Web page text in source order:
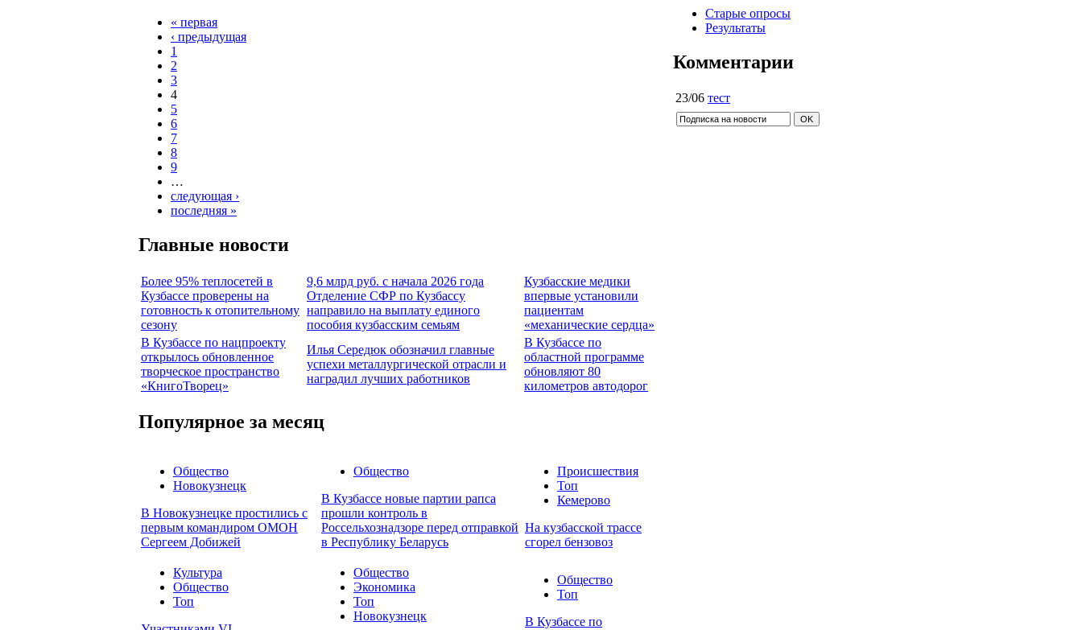
« первая
‹ предыдущая
1
2
3
4
5
6
7
8
9
…
следующая ›
последняя »
Главные новости
Более 95% теплосетей в
Кузбассе проверены на
готовность к отопительному
сезону
9,6 млрд руб. с начала 2026 года
Отделение СФР по Кузбассу
направило на выплату единого
пособия кузбасским семьям
Кузбасские медики
впервые установили
пациентам
«механические сердца»
В Кузбассе по нацпроекту
открылось обновленное
творческое пространство
«КнигоТворец»
Илья Середюк обозначил главные
успехи металлургической отрасли и
наградил лучших работников
В Кузбассе по
областной программе
обновляют 80
километров автодорог
Популярное за месяц
Общество
Новокузнецк
В Новокузнецке простились с
первым командиром ОМОН
Сергеем Добижей
Общество
В Кузбассе новые партии рапса
прошли контроль в
Россельхознадзоре перед отправкой
в Республику Беларусь
Происшествия
Топ
Кемерово
На кузбасской трассе
сгорел бензовоз
Культура
Общество
Топ
Общество
Экономика
Топ
Новокузнецк
Общество
Топ
В Кузбассе по
Старые опросы
Результаты
Комментарии
23/06 тест